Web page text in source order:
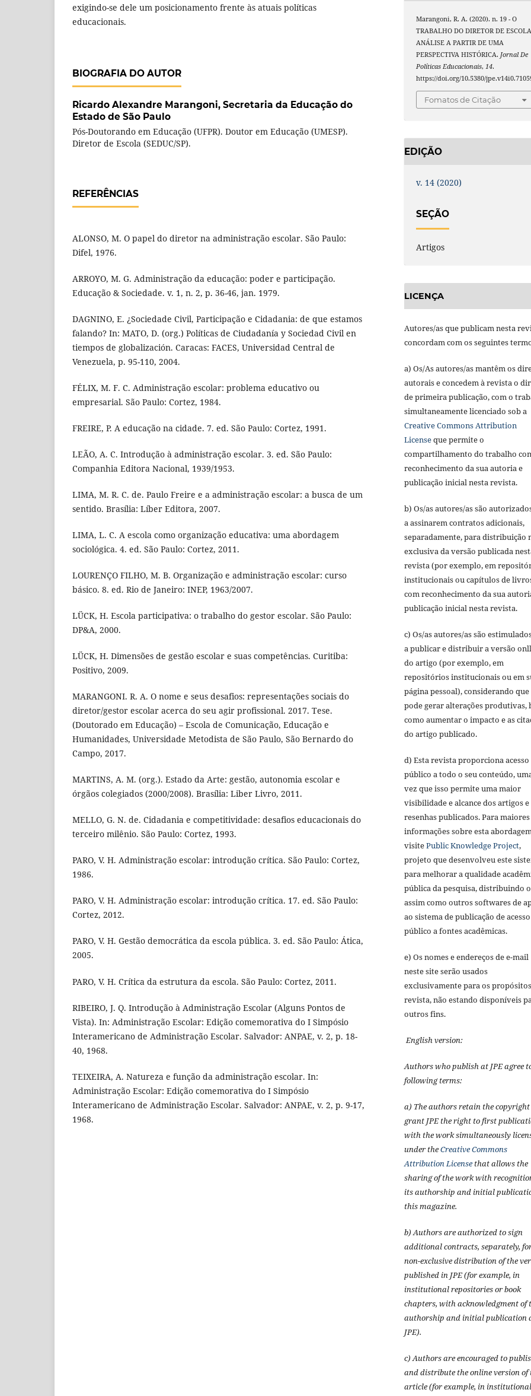
exigindo-se dele um posicionamento frente às atuais políticas
educacionais.
BIOGRAFIA DO AUTOR
Ricardo Alexandre Marangoni, Secretaria da Educação do
Estado de São Paulo
Pós-Doutorando em Educação (UFPR). Doutor em Educação (UMESP).
Diretor de Escola (SEDUC/SP).
REFERÊNCIAS
ALONSO, M. O papel do diretor na administração escolar. São Paulo:
Difel, 1976.
ARROYO, M. G. Administração da educação: poder e participação.
Educação & Sociedade. v. 1, n. 2, p. 36-46, jan. 1979.
DAGNINO, E. ¿Sociedade Civil, Participação e Cidadania: de que estamos
falando? In: MATO, D. (org.) Políticas de Ciudadanía y Sociedad Civil en
tiempos de globalización. Caracas: FACES, Universidad Central de
Venezuela, p. 95-110, 2004.
FÉLIX, M. F. C. Administração escolar: problema educativo ou
empresarial. São Paulo: Cortez, 1984.
FREIRE, P. A educação na cidade. 7. ed. São Paulo: Cortez, 1991.
LEÃO, A. C. Introdução à administração escolar. 3. ed. São Paulo:
Companhia Editora Nacional, 1939/1953.
LIMA, M. R. C. de. Paulo Freire e a administração escolar: a busca de um
sentido. Brasília: Líber Editora, 2007.
LIMA, L. C. A escola como organização educativa: uma abordagem
sociológica. 4. ed. São Paulo: Cortez, 2011.
LOURENÇO FILHO, M. B. Organização e administração escolar: curso
básico. 8. ed. Rio de Janeiro: INEP, 1963/2007.
LÜCK, H. Escola participativa: o trabalho do gestor escolar. São Paulo:
DP&A, 2000.
LÜCK, H. Dimensões de gestão escolar e suas competências. Curitiba:
Positivo, 2009.
MARANGONI. R. A. O nome e seus desafios: representações sociais do
diretor/gestor escolar acerca do seu agir profissional. 2017. Tese.
(Doutorado em Educação) – Escola de Comunicação, Educação e
Humanidades, Universidade Metodista de São Paulo, São Bernardo do
Campo, 2017.
MARTINS, A. M. (org.). Estado da Arte: gestão, autonomia escolar e
órgãos colegiados (2000/2008). Brasília: Liber Livro, 2011.
MELLO, G. N. de. Cidadania e competitividade: desafios educacionais do
terceiro milênio. São Paulo: Cortez, 1993.
PARO, V. H. Administração escolar: introdução crítica. São Paulo: Cortez,
1986.
PARO, V. H. Administração escolar: introdução crítica. 17. ed. São Paulo:
Cortez, 2012.
PARO, V. H. Gestão democrática da escola pública. 3. ed. São Paulo: Ática,
2005.
PARO, V. H. Crítica da estrutura da escola. São Paulo: Cortez, 2011.
RIBEIRO, J. Q. Introdução à Administração Escolar (Alguns Pontos de
Vista). In: Administração Escolar: Edição comemorativa do I Simpósio
Interamericano de Administração Escolar. Salvador: ANPAE, v. 2, p. 18-
40, 1968.
TEIXEIRA, A. Natureza e função da administração escolar. In:
Administração Escolar: Edição comemorativa do I Simpósio
Interamericano de Administração Escolar. Salvador: ANPAE, v. 2, p. 9-17,
1968.
Marangoni, R. A. (2020). n. 19 - O
TRABALHO DO DIRETOR DE
ANÁLISE A PARTIR DE UMA
PERSPECTIVA HISTÓRICA.Jornal De
Políticas Educacionais,14.
https://doi.org/10.5380/
Fomatos de Citação
EDIÇÃO
v. 14 (2020)
SEÇÃO
Artigos
LICENÇA
Autores/as que publicam nesta
concordam com os seguintes
a) Os/As autores/as mantêm os
autorais e concedem à revista o
de primeira publicação, com o
simultaneamente licenciado sob a
Creative Commons Attribution
Licenseque permite o
compartilhamento do trabalho
reconhecimento da sua autoria e
publicação inicial nesta revista.
b) Os/as autores/as são
a assinarem contratos adicionais,
separadamente, para distribuição
exclusiva da versão publicada
revista (por exemplo, em
institucionais ou capítulos de
com reconhecimento da sua
publicação inicial nesta revista.
c) Os/as autores/as são
a publicar e distribuir a versão
do artigo (por exemplo, em
repositórios institucionais ou em
página pessoal), considerando que
pode gerar alterações produtivas,
como aumentar o impacto e as
do artigo publicado.
d) Esta revista proporciona acesso
público a todo o seu conteúdo,
vez que isso permite uma maior
visibilidade e alcance dos artigos e
resenhas publicados. Para maiores
informações sobre esta
visitePublic Knowledge Project,
projeto que desenvolveu este
para melhorar a qualidade
pública da pesquisa, distribuindo o
assim como outros softwares de
ao sistema de publicação de acesso
público a fontes acadêmicas.
e) Os nomes e endereços de e-mail
neste site serão usados
exclusivamente para os
revista, não estando disponíveis
outros fins.
English version:
Authors who publish at JPE agree
following terms:
a) The authors retain the
grant JPE the right to first
with the work simultaneously
under theCreative Commons
Attribution Licensethat allows the
sharing of the work with
its authorship and initial
this magazine.
b) Authors are authorized to sign
additional contracts, separately,
non-exclusive distribution of the
published in JPE (for example, in
institutional repositories or book
chapters, with acknowledgment of
authorship and initial publication
JPE).
c) Authors are encouraged to
and distribute the online version of
article (for example, in institutional